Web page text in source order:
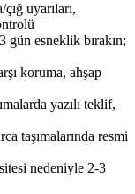
uyarıları,
gün esneklik bırakın;
koruma, ahşap
yazılı teklif,
taşımalarında resmi
nedeniyle 2-3